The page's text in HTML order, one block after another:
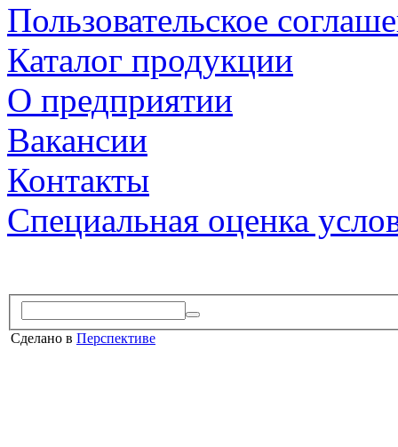
Пользовательское
Каталог продукции
О предприятии
Вакансии
Контакты
Специальная оценка
Сделано в Перспективе